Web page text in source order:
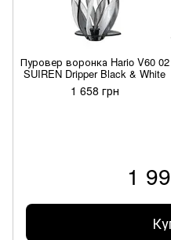
Пуровер воронка Hario V60 02
SUIREN Dripper Black & White
1 658 грн
1